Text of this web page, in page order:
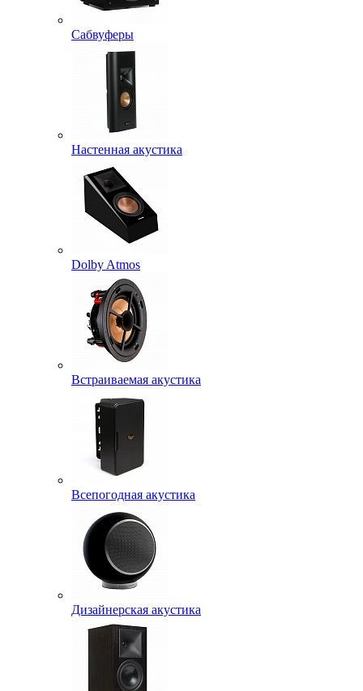
Сабвуферы
Настенная акустика
Dolby Atmos
Встраиваемая акустика
Всепогодная акустика
Дизайнерская акустика